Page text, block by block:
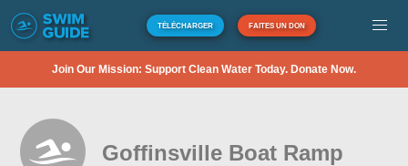
TÉLÉCHARGER FAITES UN DON
Join Our Mission: Support Clean Water Today. Donate Now.
Goffinsville Boat Ramp